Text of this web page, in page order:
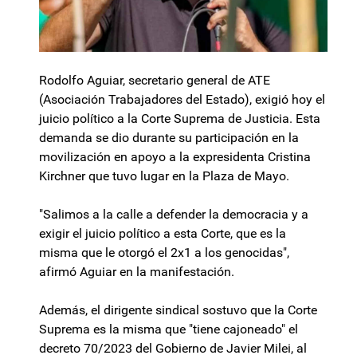
Rodolfo Aguiar, secretario general de ATE
(Asociación Trabajadores del Estado), exigió hoy el
juicio político a la Corte Suprema de Justicia. Esta
demanda se dio durante su participación en la
movilización en apoyo a la expresidenta Cristina
Kirchner que tuvo lugar en la Plaza de Mayo.
"Salimos a la calle a defender la democracia y a
exigir el juicio político a esta Corte, que es la
misma que le otorgó el 2x1 a los genocidas",
afirmó Aguiar en la manifestación.
Además, el dirigente sindical sostuvo que la Corte
Suprema es la misma que "tiene cajoneado" el
decreto 70/2023 del Gobierno de Javier Milei, al